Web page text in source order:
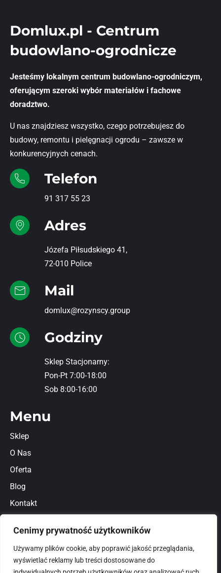
Cenimy prywatność użytkowników
Używamy plików cookie, aby poprawić jakość przeglądania,
wyświetlać reklamy lub treści dostosowane do
Domlux.pl - Centrum
budowlano-ogrodnicze
Jesteśmy lokalnym centrum budowlano-ogrodniczym,
oferującym szeroki wybór materiałów i fachowe
doradztwo.
U nas znajdziesz wszystko, czego potrzebujesz do
budowy, remontu i pielęgnacji ogrodu – zawsze w
konkurencyjnych cenach.
Telefon
91 317 55 23
Adres
Józefa Piłsudskiego 41,
72-010 Police
Mail
domlux@rozynscy.group
Godziny
Sklep Stacjonarny:
Pon-Pt 7:00-18:00
Sob 8:00-16:00
Menu
Sklep
O Nas
Oferta
Blog
Kontakt
Polityka prywatności